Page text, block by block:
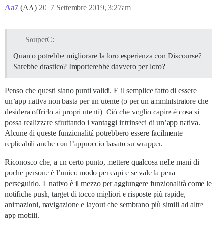
Aa7 (AA) 7 Settembre 2019, 3:27am
20
SouperC:
Quanto potrebbe migliorare la loro esperienza con Discourse?
Sarebbe drastico? Importerebbe davvero per loro?
Penso che questi siano punti validi. E il semplice fatto di essere
un’app nativa non basta per un utente (o per un amministratore che
desidera offrirlo ai propri utenti). Ciò che voglio capire è cosa si
possa realizzare sfruttando i vantaggi intrinseci di un’app nativa.
Alcune di queste funzionalità potrebbero essere facilmente
replicabili anche con l’approccio basato su wrapper.
Riconosco che, a un certo punto, mettere qualcosa nelle mani di
poche persone è l’unico modo per capire se vale la pena
perseguirlo. Il nativo è il mezzo per aggiungere funzionalità come le
notifiche push, target di tocco migliori e risposte più rapide,
animazioni, navigazione e layout che sembrano più simili ad altre
app mobili.